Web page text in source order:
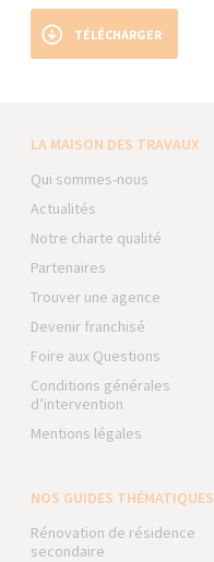
TÉLÉCHARGER
LA MAISON DES TRAVAUX
Qui sommes-nous
Actualités
Notre charte qualité
Partenaires
Trouver une agence
Devenir franchisé
Foire aux Questions
Conditions générales
d’intervention
Mentions légales
NOS GUIDES THÉMATIQUES
Rénovation de résidence
secondaire